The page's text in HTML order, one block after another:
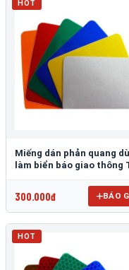
HOT
Miếng dán phản quang
làm biển báo giao thông
300.000đ BÁO
HOT